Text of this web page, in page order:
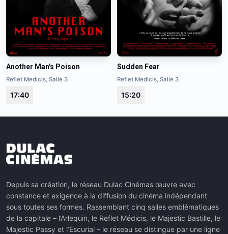
Another Man's Poison
Reflet Medicis, Salle 3
17:40
Sudden Fear
Reflet Medicis, Salle 3
15:20
Depuis sa création, le réseau Dulac Cinémas œuvre avec
constance et exigence à la diffusion du cinéma indépendant
sous toutes ses formes. Rassemblant cinq salles emblématiques
de la capitale – l’Arlequin, le Reflet Médicis, le Majestic Bastille, le
Majestic Passy et l’Escurial – le réseau se distingue par une ligne